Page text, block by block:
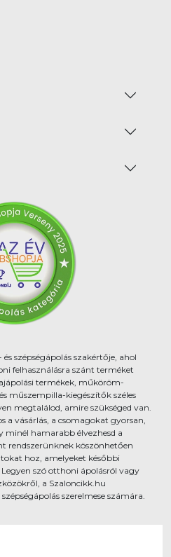
szépségápolás szakértője, ahol
felhasználásra szánt terméket
termékek, műköröm-
műszempilla-kiegészítők széles
megtalálod, amire szükséged van.
a vásárlás, a csomagokat gyorsan,
minél hamarabb élvezhesd a
rendszerünknek köszönhetően
hoz, amelyeket későbbi
szó otthoni ápolásról vagy
a Szaloncikk.hu
szerelmese számára.